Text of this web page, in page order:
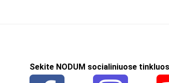
Sekite NODUM socialiniuose